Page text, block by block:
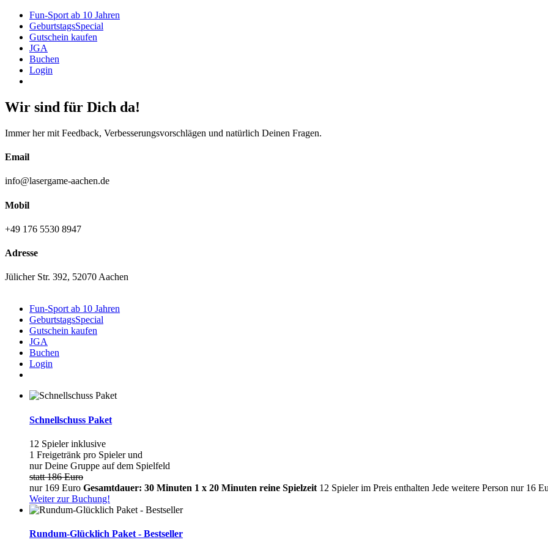
Fun-Sport ab 10 Jahren
GeburtstagsSpecial
Gutschein kaufen
JGA
Buchen
Login
Wir sind für Dich da!
Immer her mit Feedback, Verbesserungsvorschlägen und natürlich Deinen Fragen.
Email
info@lasergame-aachen.de
Mobil
+49 176 5530 8947
Adresse
Jülicher Str. 392, 52070 Aachen
Fun-Sport ab 10 Jahren
GeburtstagsSpecial
Gutschein kaufen
JGA
Buchen
Login
Schnellschuss Paket
12 Spieler inklusive
1 Freigetränk pro Spieler und
nur Deine Gruppe auf dem Spielfeld
statt 186 Euro
nur 169 Euro Gesamtdauer: 30 Minuten 1 x 20 Minuten reine Spielzeit 12 Spieler im Preis enthalten Jede weitere Person nur 16
Weiter zur Buchung!
Rundum-Glücklich Paket - Bestseller